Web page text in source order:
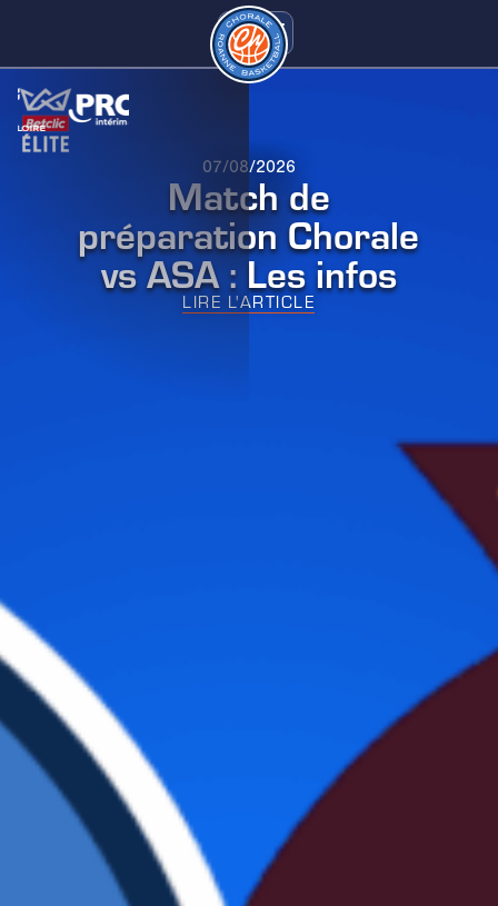
07/08/2026
Match de
préparation Chorale
vs ASA : Les infos
LIRE L'ARTICLE